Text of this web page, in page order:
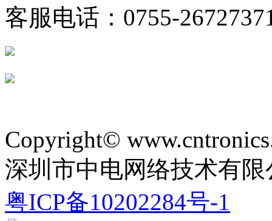
客服电话：0755-
Copyright©
深圳市中电网络技术有
粤ICP备10202284号-1